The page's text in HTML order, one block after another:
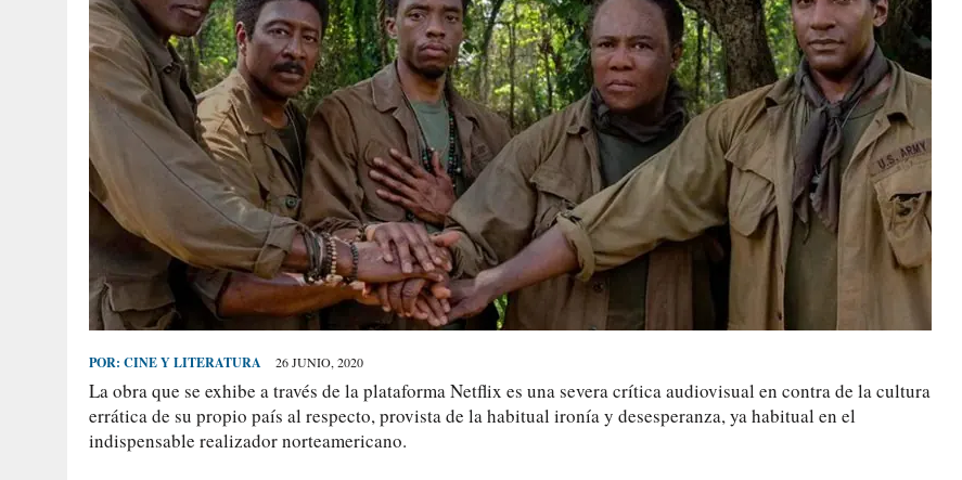
POR: CINE Y LITERATURA 26 JUNIO, 2020
La obra que se exhibe a través de la plataforma Netflix es una severa crítica audiovisual en contra de la cultura
errática de su propio país al respecto, provista de la habitual ironía y desesperanza, ya habitual en el
indispensable realizador norteamericano.